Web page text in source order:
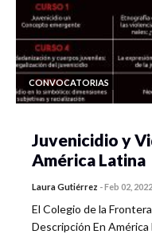
CONVOCATORIAS
Juvenicidio y
América Latina
Laura Gutiérrez -Feb 02, 2022
El Colegio de la
Descripción En